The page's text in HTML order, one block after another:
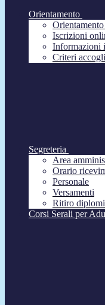
Orientamento
Iscrizioni
Informazioni
Criteri
Segreteria
Area
Orario
Personale
Versamenti
Ritiro diplomi
Corsi Serali per